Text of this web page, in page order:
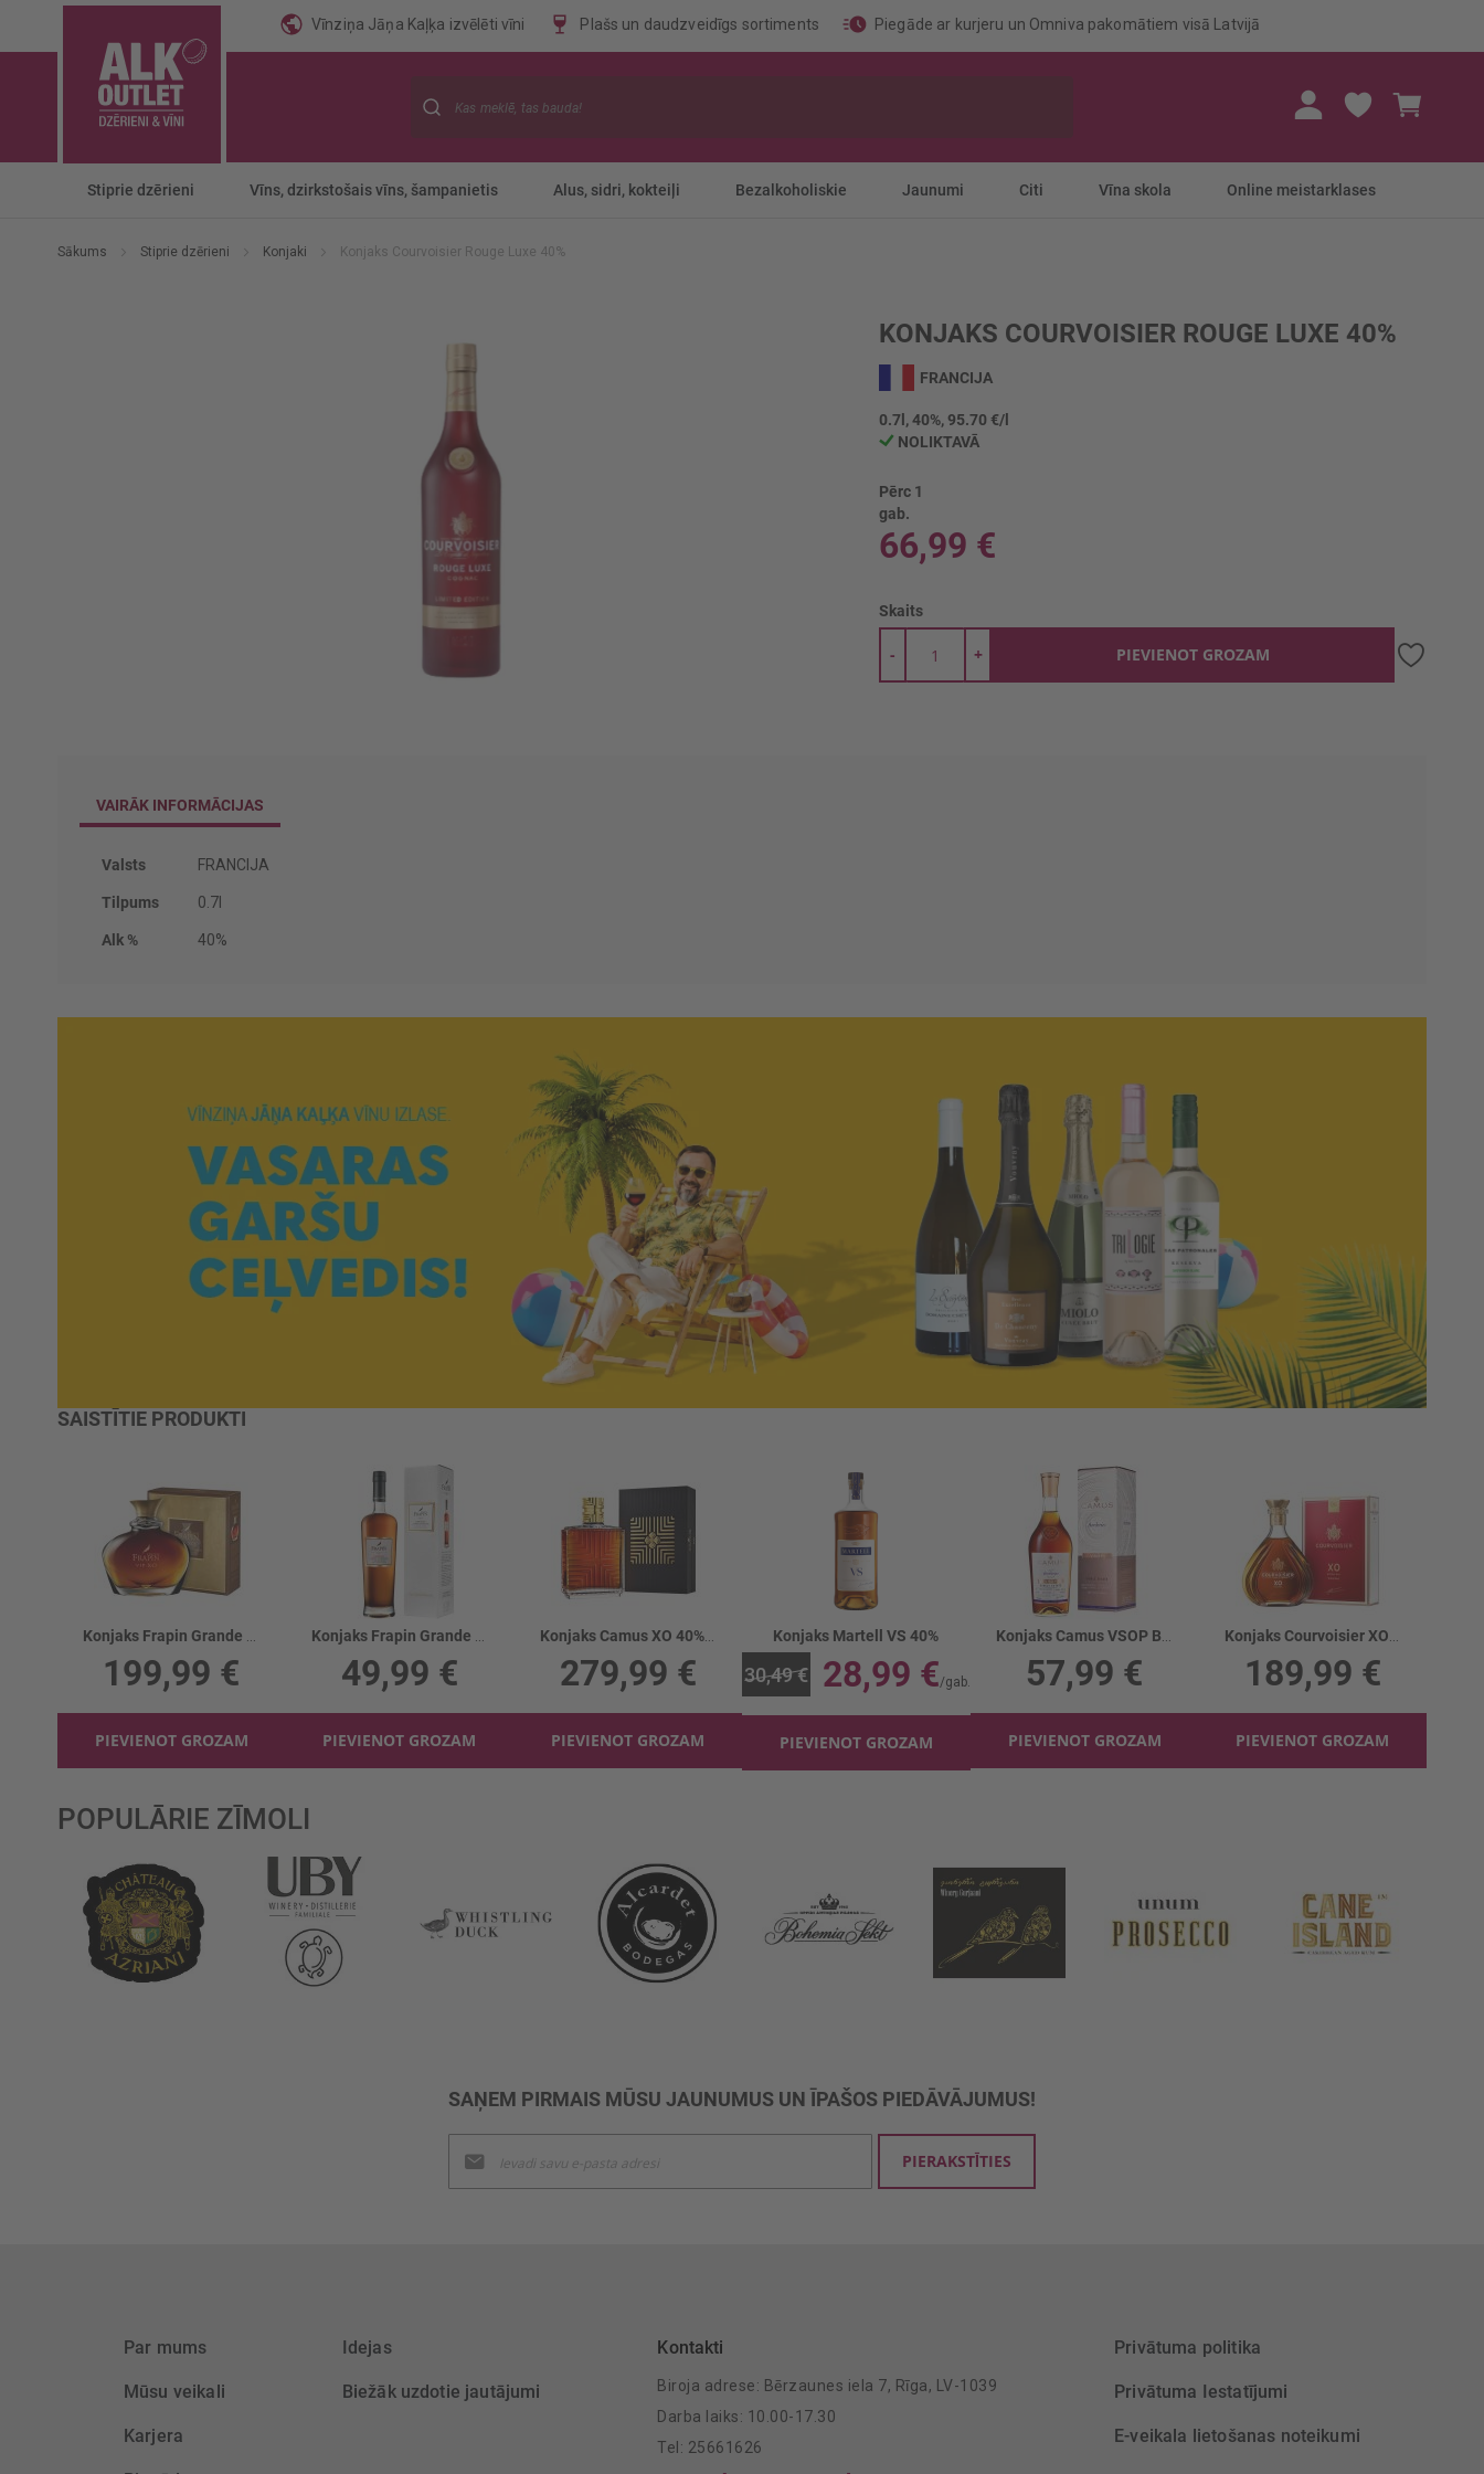
Vīnziņa Jāņa Kaļķa izvēlēti vīni Plašs un daudzveidīgs sortiments Piegāde ar kurjeru un Omniva pakomātiem visā Latvijā
Stiprie dzērieni Vīns, dzirkstošais vīns, šampanietis Alus, sidri, kokteiļi Bezalkoholiskie Jaunumi Citi Vīna skola Online meistarklases
Sākums Stiprie dzērieni Konjaki Konjaks Courvoisier Rouge Luxe 40%
KONJAKS COURVOISIER ROUGE LUXE 40%
sākumu
FRANCIJA
0.7l, 40%, 95.70 €/l
NOLIKTAVĀ
Pērc 1
gab.
66,99 €
Skaits
+
- PIEVIENOT GROZAM
VAIRĀK INFORMĀCIJAS
Vairāk
Valsts FRANCIJA
Tilpums 0.7l
Alk % 40%
SAISTĪTIE PRODUKTI
Konjaks Frapin Grande Champagne VIP X.O. 40%
199,99 €
PIEVIENOT GROZAM
Konjaks Frapin Grande Champagne 1270 40%
49,99 €
PIEVIENOT GROZAM
Konjaks Camus XO 40% kārbā
279,99 €
PIEVIENOT GROZAM
Konjaks Martell VS 40%
30,49 € 28,99 €
PIEVIENOT GROZAM
Konjaks Camus VSOP Borderies 40%
57,99 €
PIEVIENOT GROZAM
Konjaks Courvoisier XO 40%
189,99 €
PIEVIENOT GROZAM
POPULĀRIE ZĪMOLI
SAŅEM PIRMAIS MŪSU JAUNUMUS UN ĪPAŠOS PIEDĀVĀJUMUS!
jaunumu
saņemšanai:
PIERAKSTĪTIES
Par mums
Mūsu veikali
Karjera
Idejas
Biežāk uzdotie jautājumi
Kontakti
Biroja adrese: Bērzaunes iela 7, Rīga, LV-1039
Darba laiks: 10.00-17.30
Tel: 25661626
Privātuma politika
Privātuma Iestatījumi
E-veikala lietošanas noteikumi